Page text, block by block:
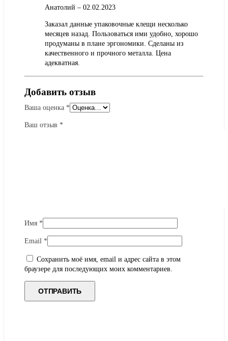
Анатолий – 02.02.2023
Заказал данные упаковочные клещи несколько
месяцев назад. Пользоваться ими удобно, хорошо
продуманы в плане эргономики. Сделаны из
качественного и прочного металла. Цена
адекватная.
Добавить отзыв
Ваша оценка *
Ваш отзыв *
Имя *
Email *
Сохранить моё имя, email и адрес сайта в этом
браузере для последующих моих комментариев.